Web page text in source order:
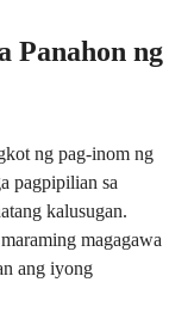
Panahon ng
ng pag-inom ng
pagpipilian sa
kalusugan.
magagawa
ang iyong